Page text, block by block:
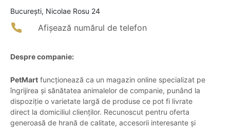
Bucureşti, Nicolae Rosu 24
Afișează numărul de telefon
Despre companie:
PetMart funcționează ca un magazin online specializat pe
îngrijirea și sănătatea animalelor de companie, punând la
dispoziție o varietate largă de produse ce pot fi livrate
direct la domiciliul clienților. Recunoscut pentru oferta
generoasă de hrană de calitate, accesorii interesante și